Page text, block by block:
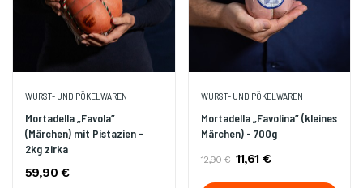
WURST- UND PÖKELWAREN
Mortadella „Favola”
(Märchen) mit Pistazien -
2kg zirka
59,90 €
WURST- UND PÖKELWAREN
Mortadella „Favolina” (kleines
Märchen) - 700g
12,90 € 11,61 €